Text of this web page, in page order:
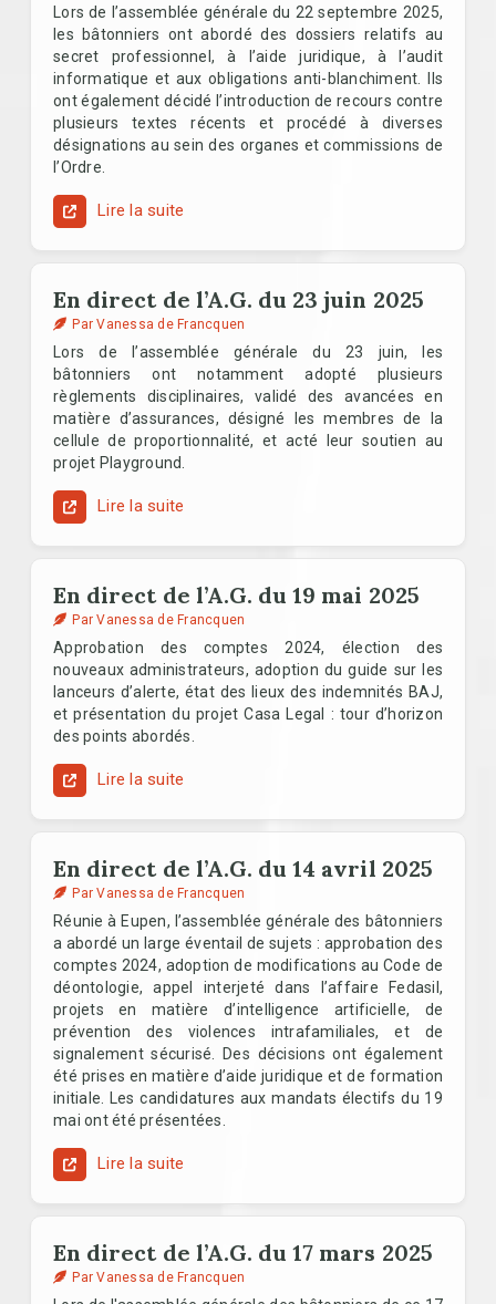
Lors de l’assemblée générale du 22 septembre 2025,
les bâtonniers ont abordé des dossiers relatifs au
secret professionnel, à l’aide juridique, à l’audit
informatique et aux obligations anti-blanchiment. Ils
ont également décidé l’introduction de recours contre
plusieurs textes récents et procédé à diverses
désignations au sein des organes et commissions de
l’Ordre.
Lire la suite
En direct de l’A.G. du 23 juin 2025
Par Vanessa de Francquen
Lors de l’assemblée générale du 23 juin, les
bâtonniers ont notamment adopté plusieurs
règlements disciplinaires, validé des avancées en
matière d’assurances, désigné les membres de la
cellule de proportionnalité, et acté leur soutien au
projet Playground.
Lire la suite
En direct de l’A.G. du 19 mai 2025
Par Vanessa de Francquen
Approbation des comptes 2024, élection des
nouveaux administrateurs, adoption du guide sur les
lanceurs d’alerte, état des lieux des indemnités BAJ,
et présentation du projet Casa Legal : tour d’horizon
des points abordés.
Lire la suite
En direct de l’A.G. du 14 avril 2025
Par Vanessa de Francquen
Réunie à Eupen, l’assemblée générale des bâtonniers
a abordé un large éventail de sujets : approbation des
comptes 2024, adoption de modifications au Code de
déontologie, appel interjeté dans l’affaire Fedasil,
projets en matière d’intelligence artificielle, de
prévention des violences intrafamiliales, et de
signalement sécurisé. Des décisions ont également
été prises en matière d’aide juridique et de formation
initiale. Les candidatures aux mandats électifs du 19
mai ont été présentées.
Lire la suite
En direct de l’A.G. du 17 mars 2025
Par Vanessa de Francquen